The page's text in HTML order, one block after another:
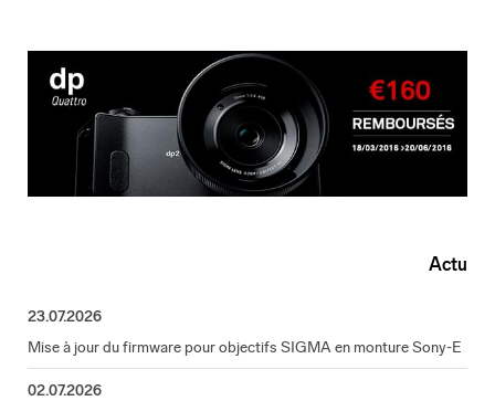
Actu
23.07.2026
Mise à jour du firmware pour objectifs SIGMA en monture Sony-E
02.07.2026